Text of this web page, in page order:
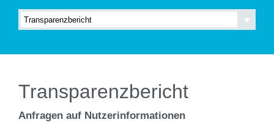
Transparenzbericht
Anfragen auf Nutzerinformationen